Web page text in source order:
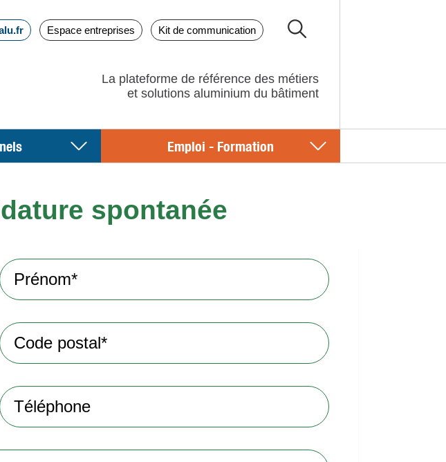
Espace entreprises Kit de communication
La plateforme de référence des métiers
et solutions aluminium du bâtiment
Emploi - Formation
spontanée